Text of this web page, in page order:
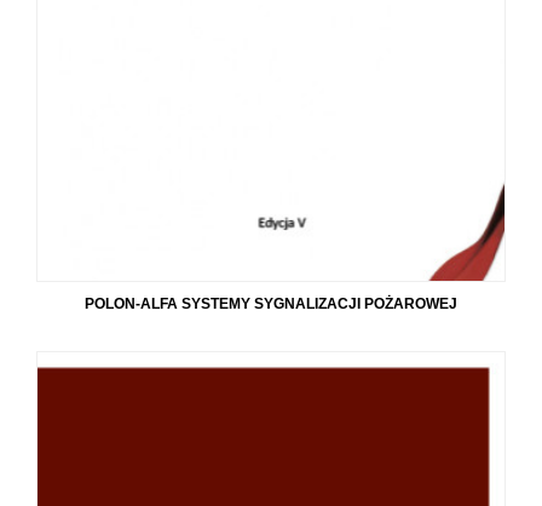
POLON-ALFA SYSTEMY SYGNALIZACJI POŻAROWEJ